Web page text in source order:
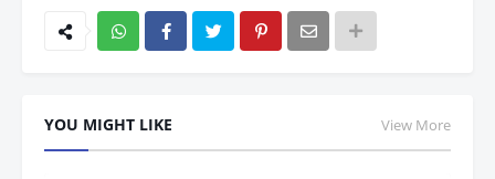
p
YOU MIGHT LIKE View More